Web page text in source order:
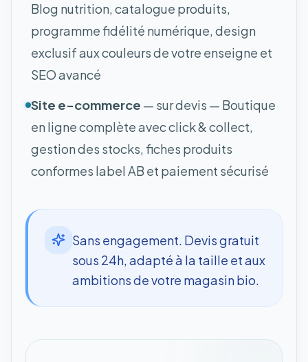
Blog nutrition, catalogue produits,
programme fidélité numérique, design
exclusif aux couleurs de votre enseigne et
SEO avancé
Site e-commerce — sur devis — Boutique
en ligne complète avec click & collect,
gestion des stocks, fiches produits
conformes label AB et paiement sécurisé
Sans engagement. Devis gratuit
sous 24h, adapté à la taille et aux
ambitions de votre magasin bio.